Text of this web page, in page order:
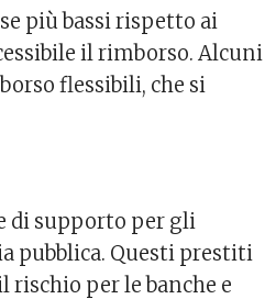
più bassi rispetto ai
il rimborso. Alcuni
flessibili, che si
di supporto per gli
pubblica. Questi prestiti
per le banche e